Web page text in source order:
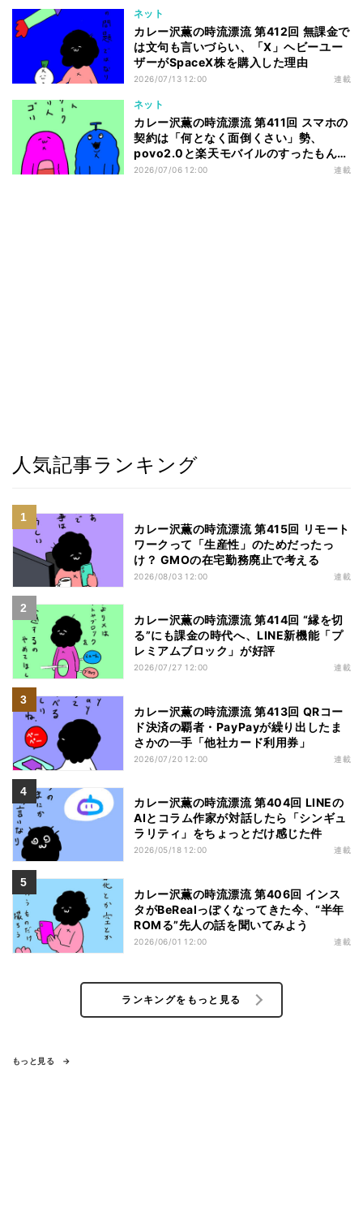
ネット
カレー沢薫の時流漂流 第412回 無課金で
は文句も言いづらい、「X」ヘビーユー
ザーがSpaceX株を購入した理由
2026/07/13 12:00 連載
ネット
カレー沢薫の時流漂流 第411回 スマホの
契約は「何となく面倒くさい」勢、
povo2.0と楽天モバイルのすったもんだ
を眺める
2026/07/06 12:00 連載
人気記事ランキング
カレー沢薫の時流漂流 第415回 リモート
ワークって「生産性」のためだったっ
け？ GMOの在宅勤務廃止で考える
2026/08/03 12:00 連載
カレー沢薫の時流漂流 第414回 “縁を切
る”にも課金の時代へ、LINE新機能「プ
レミアムブロック」が好評
2026/07/27 12:00 連載
カレー沢薫の時流漂流 第413回 QRコー
ド決済の覇者・PayPayが繰り出したま
さかの一手「他社カード利用券」
2026/07/20 12:00 連載
カレー沢薫の時流漂流 第404回 LINEの
AIとコラム作家が対話したら「シンギュ
ラリティ」をちょっとだけ感じた件
2026/05/18 12:00 連載
カレー沢薫の時流漂流 第406回 インス
タがBeRealっぽくなってきた今、“半年
ROMる”先人の話を聞いてみよう
2026/06/01 12:00 連載
ランキングをもっと見る
もっと見る